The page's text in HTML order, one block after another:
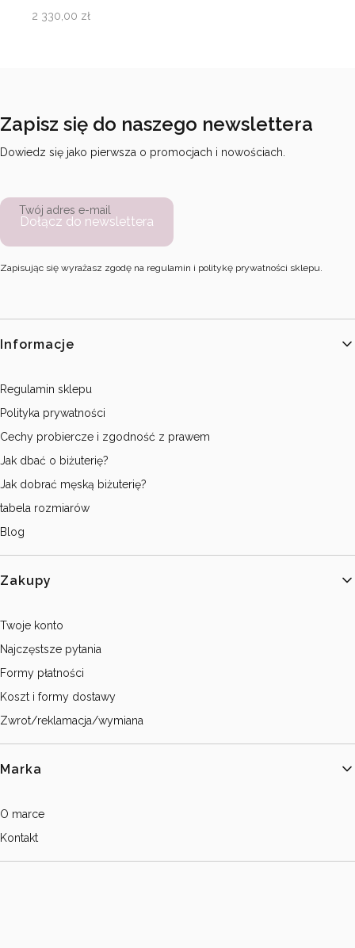
Cena
2 330,00 zł
Zapisz się do naszego newslettera
Dowiedz się jako pierwsza o promocjach i nowościach.
Twój adres e-mail
Dołącz do newslettera
Zapisując się wyrażasz zgodę na regulamin i politykę prywatności sklepu.
Linki w stopce
Informacje
Regulamin sklepu
Polityka prywatności
Cechy probiercze i zgodność z prawem
Jak dbać o biżuterię?
Jak dobrać męską biżuterię?
tabela rozmiarów
Blog
Zakupy
Twoje konto
Najczęstsze pytania
Formy płatności
Koszt i formy dostawy
Zwrot/reklamacja/wymiana
Marka
O marce
Kontakt